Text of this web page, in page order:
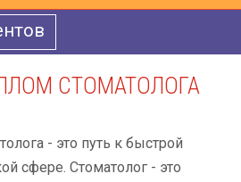
СТОМАТОЛОГА
- это путь к быстрой
сфере. Стоматолог - это